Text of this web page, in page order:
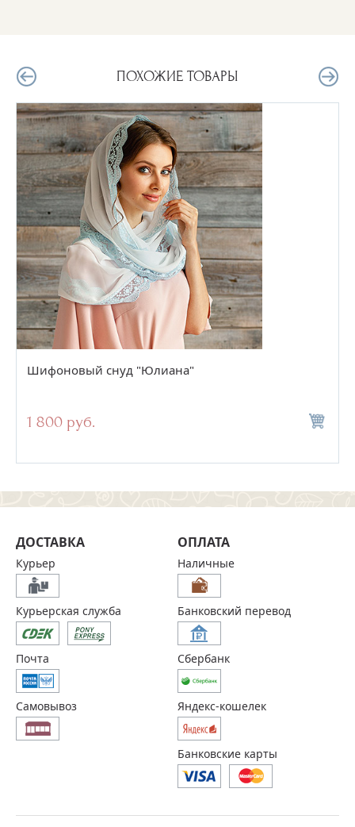
ПОХОЖИЕ ТОВАРЫ
Шифоновый снуд "Юлиана"
1 800 руб.
ДОСТАВКА
Курьер
Курьерская служба
Почта
Самовывоз
ОПЛАТА
Наличные
Банковский перевод
Сбербанк
Яндекс-кошелек
Банковские карты